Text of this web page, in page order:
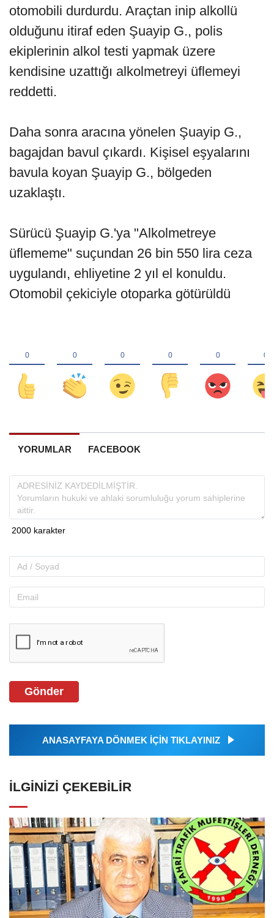
otomobili durdurdu. Araçtan inip alkollü
olduğunu itiraf eden Şuayip G., polis
ekiplerinin alkol testi yapmak üzere
kendisine uzattığı alkolmetreyi üflemeyi
reddetti.
Daha sonra aracına yönelen Şuayip G.,
bagajdan bavul çıkardı. Kişisel eşyalarını
bavula koyan Şuayip G., bölgeden
uzaklaştı.
Sürücü Şuayip G.'ya "Alkolmetreye
üflememe" suçundan 26 bin 550 lira ceza
uygulandı, ehliyetine 2 yıl el konuldu.
Otomobil çekiciyle otoparka götürüldü
YORUMLAR FACEBOOK
Gönder
ANASAYFAYA DÖNMEK İÇİN TIKLAYINIZ
İLGINIZI ÇEKEBILIR